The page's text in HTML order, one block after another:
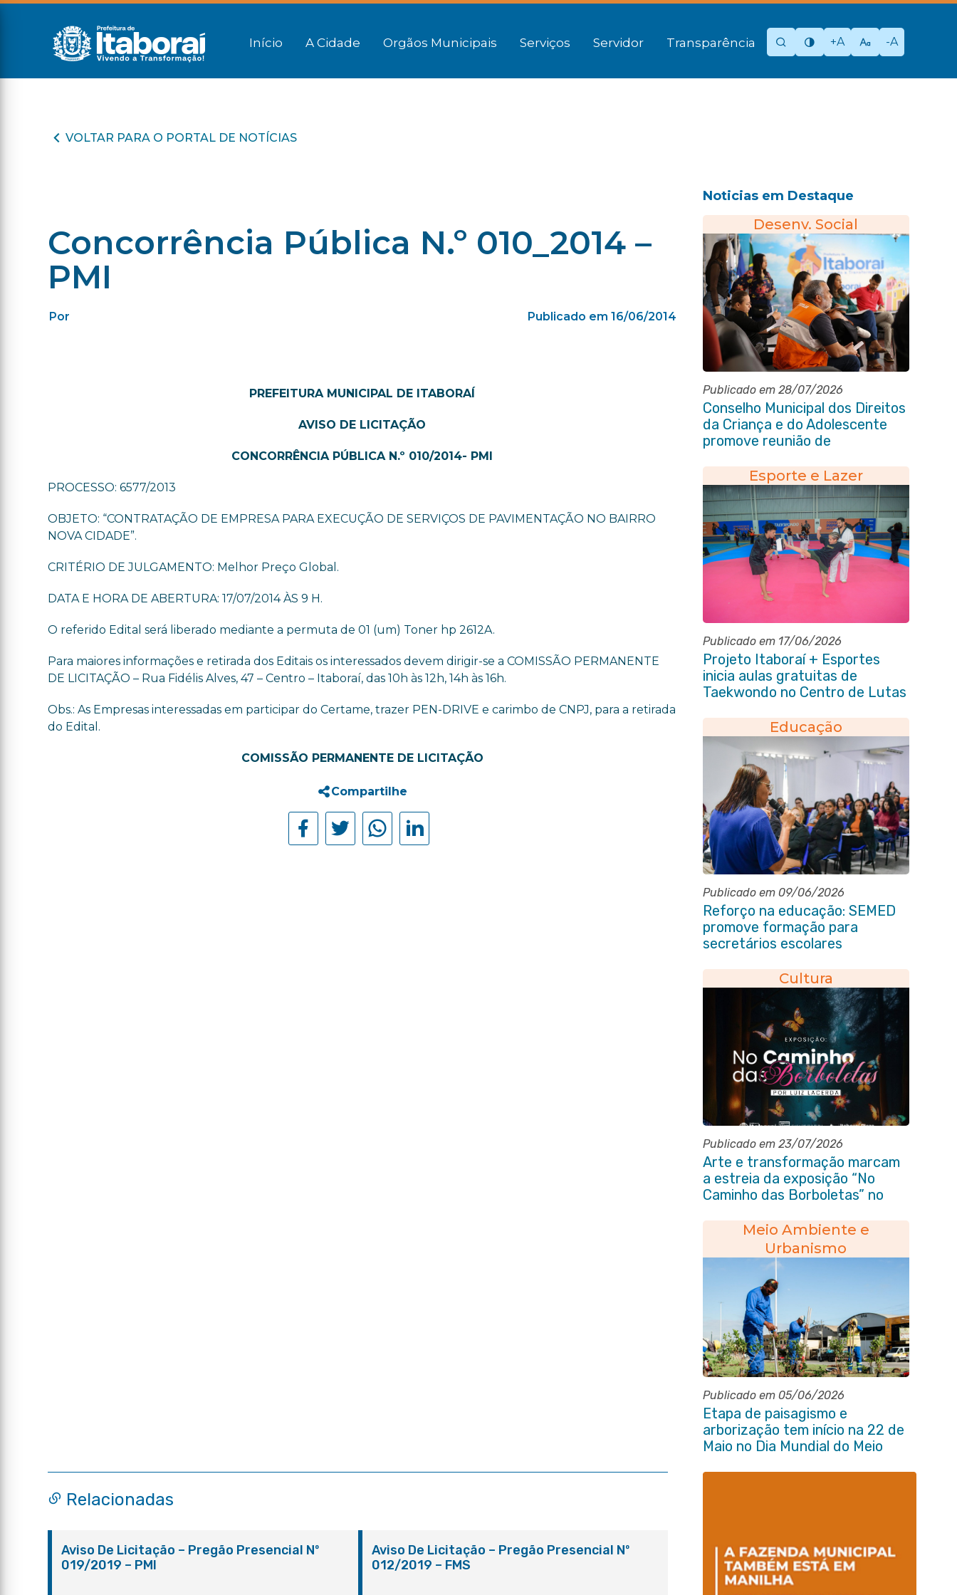
Início A Cidade Orgãos Municipais Serviços Servidor Transparência +A -A
VOLTAR PARA O PORTAL DE NOTÍCIAS
Concorrência Pública N.º 010_2014 –
PMI
Por Publicado em 16/06/2014
PREFEITURA MUNICIPAL DE ITABORAÍ
AVISO DE LICITAÇÃO
CONCORRÊNCIA PÚBLICA N.º 010/2014- PMI
PROCESSO: 6577/2013
OBJETO: “CONTRATAÇÃO DE EMPRESA PARA EXECUÇÃO DE SERVIÇOS DE PAVIMENTAÇÃO NO BAIRRO
NOVA CIDADE”.
CRITÉRIO DE JULGAMENTO: Melhor Preço Global.
DATA E HORA DE ABERTURA: 17/07/2014 ÀS 9 H.
O referido Edital será liberado mediante a permuta de 01 (um) Toner hp 2612A.
Para maiores informações e retirada dos Editais os interessados devem dirigir-se a COMISSÃO PERMANENTE
DE LICITAÇÃO – Rua Fidélis Alves, 47 – Centro – Itaboraí, das 10h às 12h, 14h às 16h.
Obs.: As Empresas interessadas em participar do Certame, trazer PEN-DRIVE e carimbo de CNPJ, para a retirada
do Edital.
COMISSÃO PERMANENTE DE LICITAÇÃO
Compartilhe
Noticias em Destaque
Desenv. Social
Publicado em 28/07/2026
Conselho Municipal dos Direitos
da Criança e do Adolescente
promove reunião de
públicosEsporte e Lazer
Publicado em 17/06/2026
Projeto Itaboraí + Esportes
inicia aulas gratuitas de
Taekwondo no Centro de Lutas
Educação
Publicado em 09/06/2026
Reforço na educação: SEMED
promove formação para
secretários escolares
Cultura
Publicado em 23/07/2026
Arte e transformação marcam
a estreia da exposição “No
Caminho das Borboletas” no
Meio Ambiente e
Urbanismo
Publicado em 05/06/2026
Etapa de paisagismo e
arborização tem início na 22 de
Maio no Dia Mundial do Meio
Relacionadas
Aviso De Licitação – Pregão Presencial Nº
019/2019 – PMI
Aviso De Licitação – Pregão Presencial Nº
012/2019 – FMS